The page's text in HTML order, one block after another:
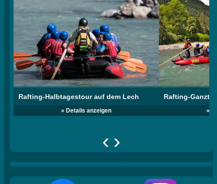
Rafting-Halbtagestour auf dem Lech
» Details anzeigen
Rafting-
»
‹ ›